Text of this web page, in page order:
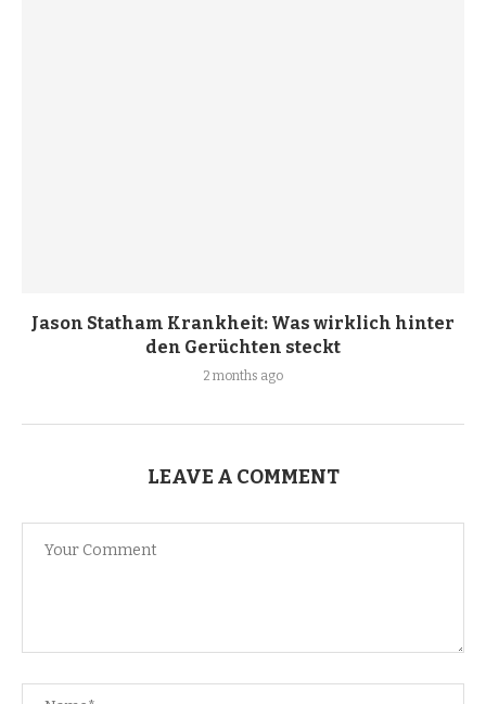
Jason Statham Krankheit: Was wirklich hinter
den Gerüchten steckt
2 months ago
LEAVE A COMMENT